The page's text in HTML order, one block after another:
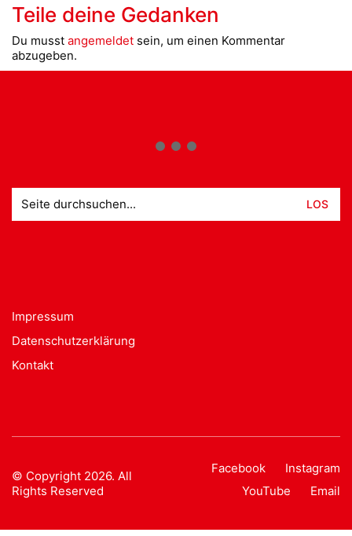
Teile deine Gedanken
Du musst angemeldet sein, um einen Kommentar
abzugeben.
nach:
Impressum
Datenschutzerklärung
Kontakt
Facebook
Instagram
YouTube
Email
© Copyright 2026. All
Rights Reserved